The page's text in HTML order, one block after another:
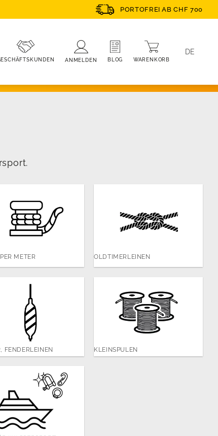
PORTOFREI AB CHF 700
ANMELDEN BLOG WARENKORB
DE
METER OLDTIMERLEINEN
FENDERLEINEN KLEINSPULEN